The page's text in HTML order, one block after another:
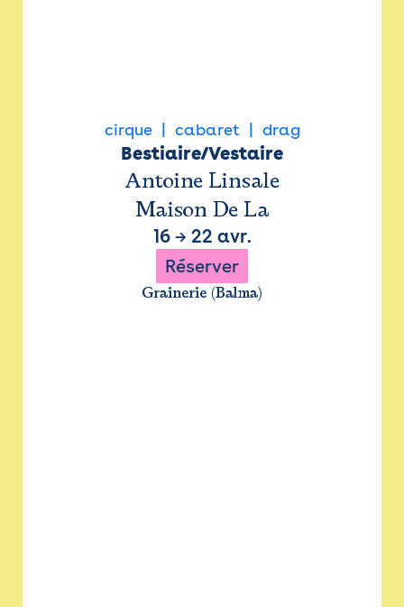
cirque cabaret drag
Bestiaire/Vestaire
Antoine Linsale
Maison De La
16→ 22 avr.
Réserver
Grainerie (Balma)